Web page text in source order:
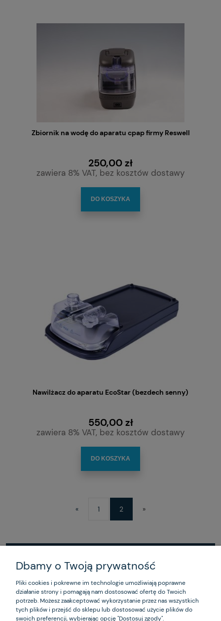
Zbiornik na wodę do aparatu cpap firmy Reswell
250,00 zł
zawiera 8% VAT, bez kosztów dostawy
DO KOSZYKA
Nawilżacz do aparatu EcoStar (bezdech senny)
550,00 zł
zawiera 8% VAT, bez kosztów dostawy
DO KOSZYKA
« 1 2 »
ZAKUPY
POMOC
MOJE KONTO
Dbamy o Twoją prywatność
Pliki cookies i pokrewne im technologie umożliwiają poprawne
działanie strony i pomagają nam dostosować ofertę do Twoich
potrzeb. Możesz zaakceptować wykorzystanie przez nas wszystkich
tych plików i przejść do sklepu lub dostosować użycie plików do
swoich preferencji, wybierając opcję "Dostosuj zgody".